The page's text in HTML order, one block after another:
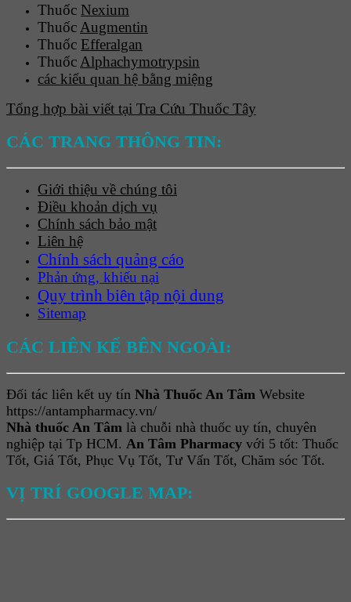
Thuốc Nexium
Thuốc Augmentin
Thuốc Efferalgan
Thuốc Alphachymotrypsin
các kiểu quan hệ bằng miệng
Tổng hợp bài viết tại Tra Cứu Thuốc Tây
CÁC TRANG THÔNG TIN:
Giới thiệu về chúng tôi
Điều khoản dịch vụ
Chính sách bảo mật
Liên hệ
Chính sách quảng cáo
Phản ứng, khiếu nại
Quy trình biên tập nội dung
Sitemap
CÁC LIÊN KẾ BÊN NGOÀI:
Đối tác liên kết uy tín Nhà Thuốc An Tâm Website
https://antampharmacy.vn/
Nhà thuốc An Tâm là chuỗi nhà thuốc uy tín, chuyên
nghiệp tại Tp HCM. An Tâm Pharmacy với 5 tốt: Thuốc
Tốt, Giá Tốt, Phục Vụ Tốt, Tư Vấn Tốt, Chăm sóc Tốt.
VỊ TRÍ GOOGLE MAP: